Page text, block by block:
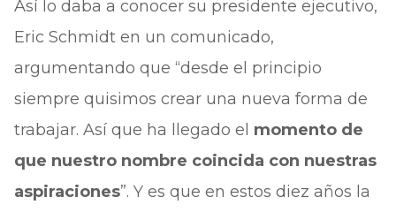
Así lo daba a conocer su presidente ejecutivo,
Eric Schmidt en un comunicado,
argumentando que “desde el principio
siempre quisimos crear una nueva forma de
trabajar. Así que ha llegado el momento de
que nuestro nombre coincida con nuestras
aspiraciones”. Y es que en estos diez años la